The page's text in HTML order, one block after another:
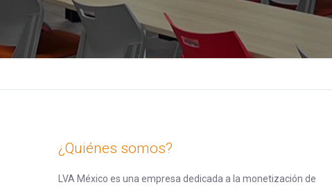
¿Quiénes somos?
LVA México es una empresa dedicada a la monetización de